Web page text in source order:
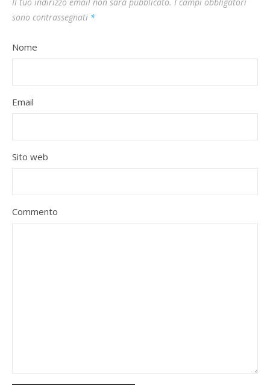
sono contrassegnati *
Nome
Email
Sito web
Commento